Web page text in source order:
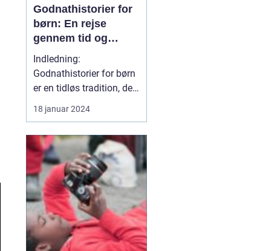
Godnathistorier for
børn: En rejse
gennem tid og
fantasi
Indledning:
Godnathistorier for børn
er en tidløs tradition, der
har beriget generationer
af små læsere og lyttere.
underholdende og
lærerige og hører til i
kategorien af klassiske
fortællinger, der
fremkalder et smil og et
gl...
18 januar 2024